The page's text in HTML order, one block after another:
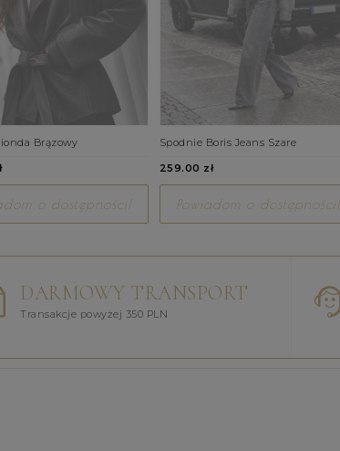
Brązowy
o dostępności!
Spodnie Boris Jeans Szare
259.00 zł
Powiadom o dostępności!
DARMOWY TRANSPORT
Transakcje powyżej 350 PLN